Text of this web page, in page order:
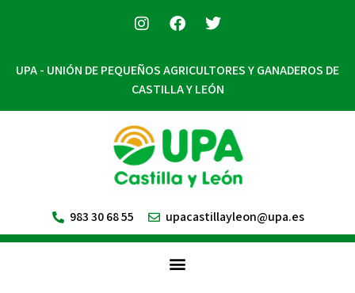
UPA - UNIÓN DE PEQUEÑOS AGRICULTORES Y GANADEROS DE
CASTILLA Y LEÓN
983 30 68 55 upacastillayleon@upa.es